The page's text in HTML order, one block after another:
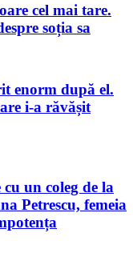
cel mai tare.
soția sa
enorm după el.
i-a răvășit
cu un coleg de la
Petrescu, femeia